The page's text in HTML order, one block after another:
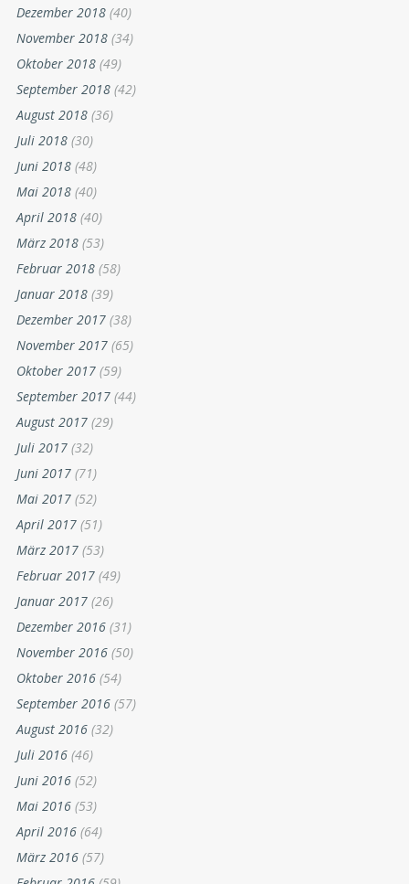
Dezember 2018 (40)
November 2018 (34)
Oktober 2018 (49)
September 2018 (42)
August 2018 (36)
Juli 2018 (30)
Juni 2018 (48)
Mai 2018 (40)
April 2018 (40)
März 2018 (53)
Februar 2018 (58)
Januar 2018 (39)
Dezember 2017 (38)
November 2017 (65)
Oktober 2017 (59)
September 2017 (44)
August 2017 (29)
Juli 2017 (32)
Juni 2017 (71)
Mai 2017 (52)
April 2017 (51)
März 2017 (53)
Februar 2017 (49)
Januar 2017 (26)
Dezember 2016 (31)
November 2016 (50)
Oktober 2016 (54)
September 2016 (57)
August 2016 (32)
Juli 2016 (46)
Juni 2016 (52)
Mai 2016 (53)
April 2016 (64)
März 2016 (57)